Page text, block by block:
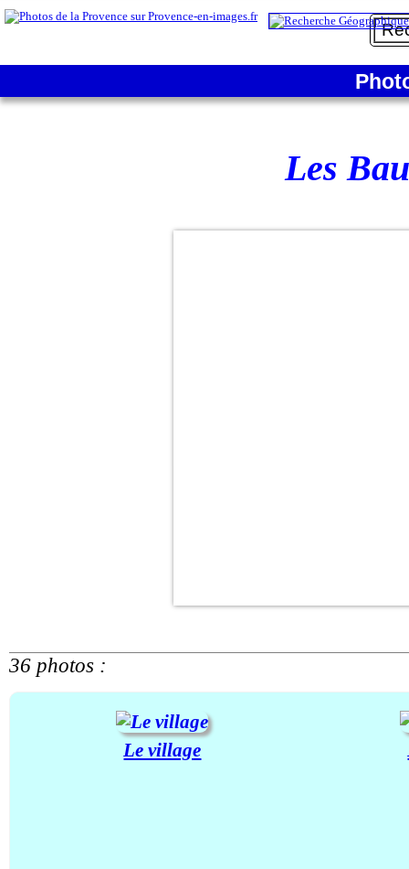
Les
36 photos :
Le village